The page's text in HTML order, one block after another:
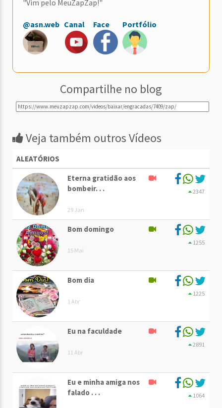
"Vim pelo MeuZapZap!"
@asn.web Canal Face Portfólio
Compartilhe no blog
Veja também outros Vídeos
ALEATÓRIOS
Eterna gratidão aos
bombeir. . .
29 Jan
2347
Bom domingo
15 Mai
1255
Bom dia
1 Abr
1225
Eu na faculdade
11 Abr
2891
Eu e minha amiga nos
falado . . .
1064